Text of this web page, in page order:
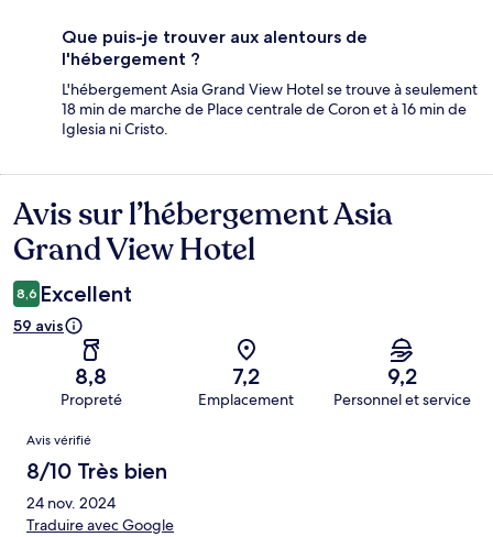
Que puis-je trouver aux alentours de
l'hébergement ?
L'hébergement Asia Grand View Hotel se trouve à seulement
18 min de marche de Place centrale de Coron et à 16 min de
Iglesia ni Cristo.
Avis
Avis sur l’hébergement Asia
Grand View Hotel
8,6 Excellent
59 avis
8,8
Propreté
7,2
Emplacement
9,2
Personnel et service
Avis
Avis vérifié
8/10 Très bien
24 nov. 2024
Traduire avec Google